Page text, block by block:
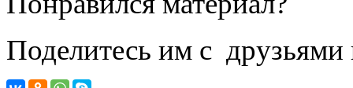
Поделитесь им с друзьями